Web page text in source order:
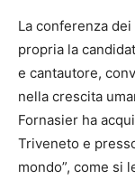
La conferenza
propria la
e cantautore,
nella crescita
Fornasier ha
Triveneto e
mondo”, come si